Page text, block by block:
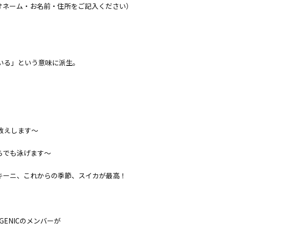
ーム・お名前・住所をご記入ください）
」という意味に派生。
えします～
でも泳げます～
ーニ、これからの季節、スイカが最高！
のメンバーが